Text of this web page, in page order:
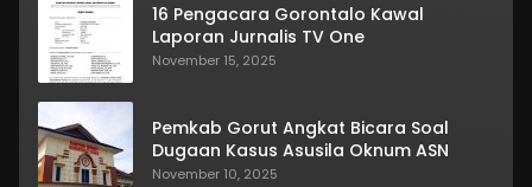
16 Pengacara Gorontalo Kawal
Laporan Jurnalis TV One
November 15, 2025
Pemkab Gorut Angkat Bicara Soal
Dugaan Kasus Asusila Oknum ASN
November 10, 2025